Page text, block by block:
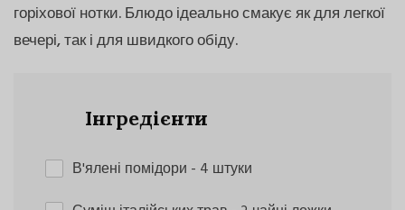
горіхової нотки. Блюдо ідеально смакує як для легкої
вечері, так і для швидкого обіду.
Інгредієнти
В'ялені помідори - 4 штуки